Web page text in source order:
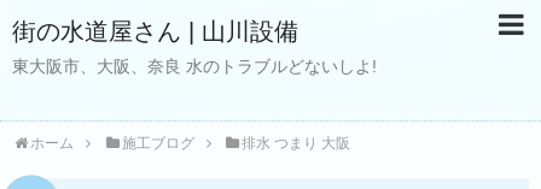
街の水道屋さん | 山川設備
東大阪市、大阪、奈良 水のトラブルどないしよ!
ホーム 施工ブログ 排水 つまり 大阪